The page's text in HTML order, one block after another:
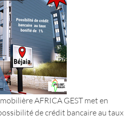
AFRICA GEST met en
de crédit bancaire au taux